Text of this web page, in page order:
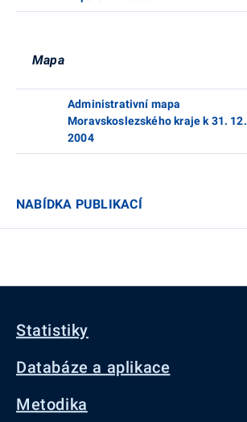
Mapa
Administrativní mapa
Moravskoslezského kraje k 31. 12.
2004
NABÍDKA PUBLIKACÍ
Statistiky
Databáze a aplikace
Metodika